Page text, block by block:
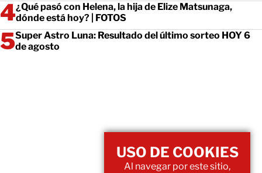
¿Qué pasó con Helena, la hija de Elize Matsunaga,
dónde está hoy? | FOTOS
Super Astro Luna: Resultado del último sorteo HOY 6
de agosto
USO DE COOKIES
Al navegar por este sitio,